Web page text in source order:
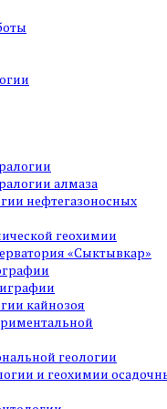
алмаза
нефтегазоносных
геохимии
«Сыктывкар»
кайнозоя
геологии
и геохимии
поделочных
участки
современного
магматические и
породы;
выветривания и
с уникальными
минеральными
гидрологическими и
режимами